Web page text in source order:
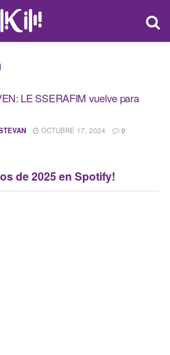
LE SSERAFIM vuelve para
OCTUBRE 17, 2024 0
de 2025 en Spotify!